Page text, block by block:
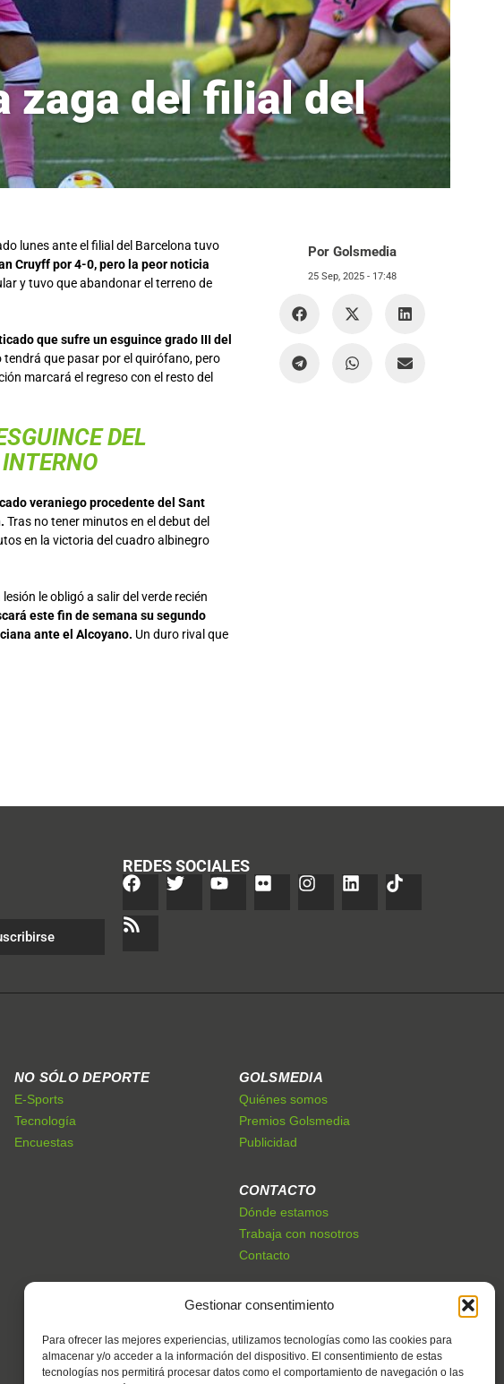
Gestionar consentimiento
Para ofrecer las mejores experiencias, utilizamos tecnologías como las cookies para
almacenar y/o acceder a la información del dispositivo. El consentimiento de estas
tecnologías nos permitirá procesar datos como el comportamiento de navegación o las
zaga del filial del
lunes ante el filial del Barcelona tuvo
Cruyff por 4-0, pero la peor noticia
y tuvo que abandonar el terreno de
que sufre un esguince grado III del
tendrá que pasar por el quirófano, pero
marcará el regreso con el resto del
DEL
veraniego procedente del Sant
Tras no tener minutos en el debut del
en la victoria del cuadro albinegro
le obligó a salir del verde recién
este fin de semana su segundo
ante el Alcoyano. Un duro rival que
Por Golsmedia
25 Sep, 2025 - 17:48
REDES SOCIALES
NO SÓLO DEPORTE
E-Sports
Tecnología
Encuestas
GOLSMEDIA
Quiénes somos
Premios Golsmedia
Publicidad
CONTACTO
Dónde estamos
Trabaja con nosotros
Contacto